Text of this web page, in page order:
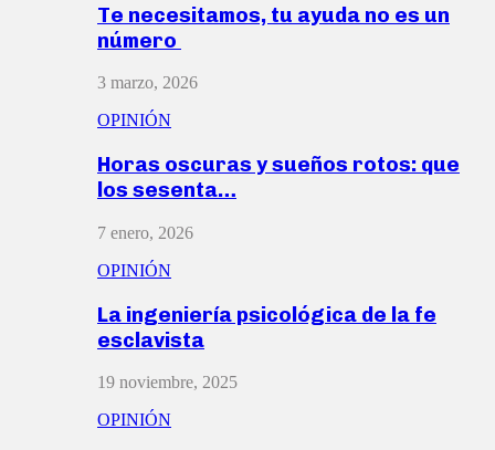
Te necesitamos, tu ayuda no es un
número
3 marzo, 2026
OPINIÓN
Horas oscuras y sueños rotos: que
los sesenta…
7 enero, 2026
OPINIÓN
La ingeniería psicológica de la fe
esclavista
19 noviembre, 2025
OPINIÓN